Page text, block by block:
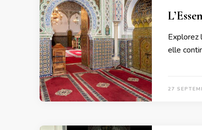
Explorez
elle
27